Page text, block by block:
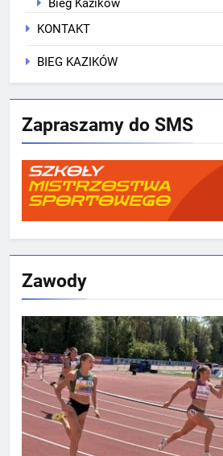
Bieg Kazików
KONTAKT
BIEG KAZIKÓW
Zapraszamy do SMS
Zawody